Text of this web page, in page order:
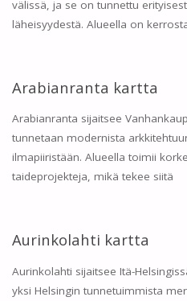
välissä, ja se on tunnettu
läheisyydestä. Alueella on
Arabianranta kartta
Arabianranta sijaitsee
tunnetaan modernista
ilmapiiristään. Alueella toimii
taideprojekteja, mikä tekee siitä
Aurinkolahti kartta
Aurinkolahti sijaitsee Itä-
yksi Helsingin tunnetuimmista